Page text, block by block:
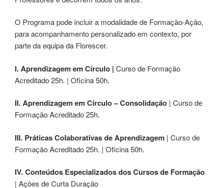
O Programa pode incluir a modalidade de Formação-Ação,
para acompanhamento personalizado em contexto, por
parte da equipa da Florescer.
I. Aprendizagem em Círculo | Curso de Formação
Acreditado 25h. | Oficina 50h.
II. Aprendizagem em Círculo – Consolidação | Curso de
Formação Acreditado 25h.
III. Práticas Colaborativas de Aprendizagem | Curso de
Formação Acreditado 25h. | Oficina 50h.
IV. Conteúdos Especializados dos Cursos de Formação
| Ações de Curta Duração